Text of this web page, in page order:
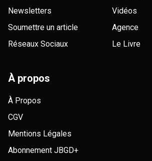
Newsletters
Soumettre un article
Réseaux Sociaux
Vidéos
Agence
Le Livre
À propos
À Propos
CGV
Mentions Légales
Abonnement JBGD+